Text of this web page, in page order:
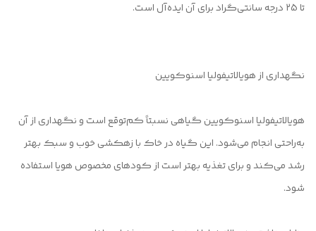
تا 25 درجه سانتی‌گراد برای آن ایده‌آل است.
نگهداری از هویالاتیفولیا اسنوکویین
هویالاتیفولیا اسنوکویین گیاهی نسبتاً کم‌توقع است و نگهداری از آن
به‌راحتی انجام می‌شود. این گیاه در خاک با زهکشی خوب و سبک بهتر
رشد می‌کند و برای تغذیه بهتر است از کودهای مخصوص هویا استفاده
شود.